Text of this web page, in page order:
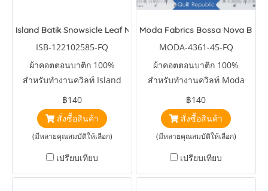
Island Batik Snowsicle Leaf Navy
ISB-122102585-FQ
ผ้าคอตตอนบาติก 100%
สำหรับทำงานควิลท์ Island
Batik Snowsicle Leaf Navy
฿140
สั่งซื้อสินค้า
(มีหลายคุณสมบัติให้เลือก)
เปรียบเทียบ
Moda Fabrics Bossa Nova
MODA-4361-45-FQ
ผ้าคอตตอนบาติก 100%
สำหรับทำงานควิลท์ Moda
Fabrics Bossa Nova Batiks
Tossed Flowers Turquoise
Blue
฿140
สั่งซื้อสินค้า
(มีหลายคุณสมบัติให้เลือก)
เปรียบเทียบ